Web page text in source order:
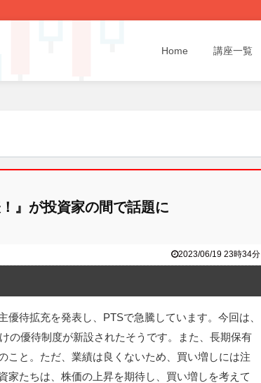
Home 講座一覧
』が投資家の間で話題に
2023/06/19 23時34分
優待拡充を発表し、PTSで急騰しています。今回は、
の優待制度が新設されたそうです。また、長期保有
こと。ただ、業績は良くないため、買い増しには注
家たちは、株価の上昇を期待し、買い増しを考えて